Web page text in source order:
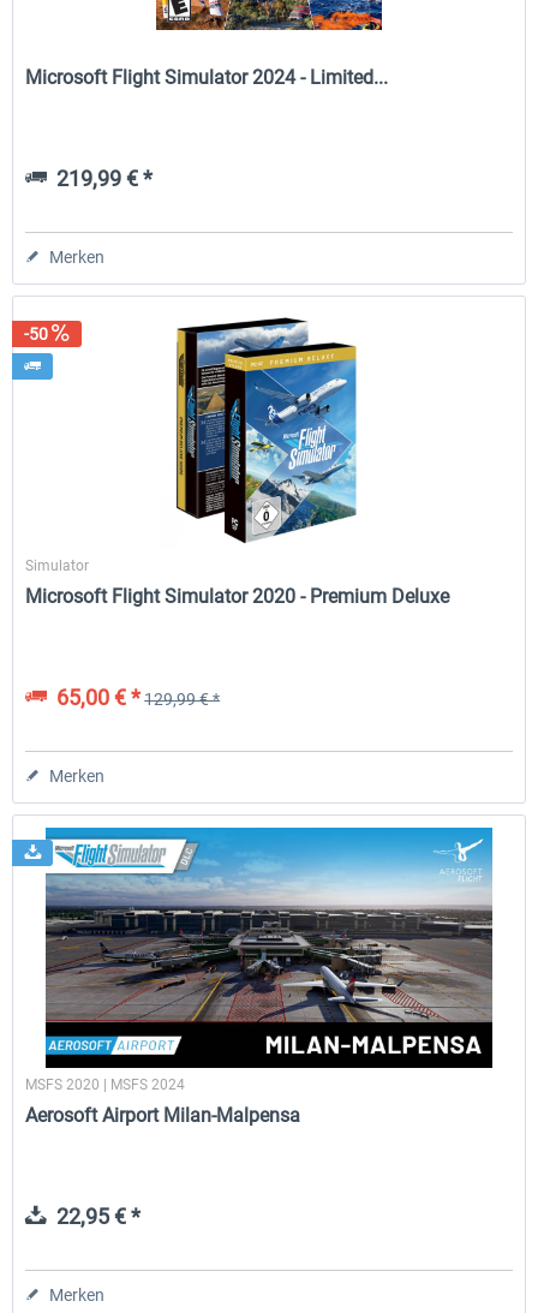
Microsoft Flight Simulator 2024 - Limited...
219,99 € *
Merken
-50
Simulator
Microsoft Flight Simulator 2020 - Premium Deluxe
65,00 € *129,99 € *
Merken
MSFS 2020 | MSFS 2024
Aerosoft Airport Milan-Malpensa
22,95 € *
Merken